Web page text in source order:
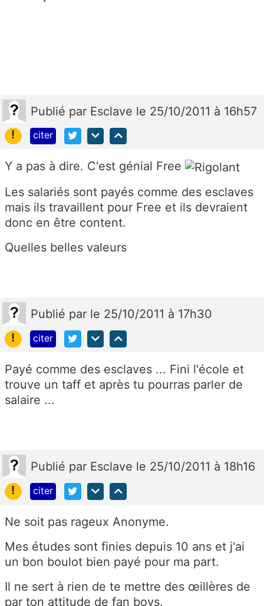
Publié par Esclave le 25/10/2011 à 16h57
!
citer
Y a pas à dire. C'est génial Free
Les salariés sont payés comme des esclaves
mais ils travaillent pour Free et ils devraient
donc en être content.
Quelles belles valeurs
Publié par le 25/10/2011 à 17h30
!
citer
Payé comme des esclaves ... Fini l'école et
trouve un taff et après tu pourras parler de
salaire ...
Publié par Esclave le 25/10/2011 à 18h16
!
citer
Ne soit pas rageux Anonyme.
Mes études sont finies depuis 10 ans et j'ai
un bon boulot bien payé pour ma part.
Il ne sert à rien de te mettre des œillères de
par ton attitude de fan boys.